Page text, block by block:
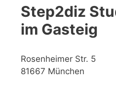
Step2diz
im Gasteig
Rosenheimer Str. 5
81667 München